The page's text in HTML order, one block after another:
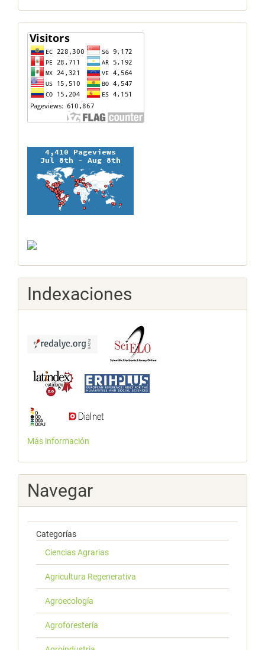
contador
Indexaciones
Más información
Navegar
Categorías
Ciencias Agrarias
Agricultura Regenerativa
Agroecología
Agroforestería